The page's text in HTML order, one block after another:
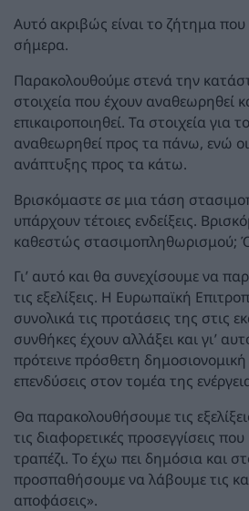
Αυτό ακριβώς είναι το ζήτημα
σήμερα.
Παρακολουθούμε στενά την
στοιχεία που έχουν αναθεωρηθεί
επικαιροποιηθεί. Τα στοιχεία για
αναθεωρηθεί προς τα πάνω, ενώ
ανάπτυξης προς τα κάτω.
Βρισκόμαστε σε μια τάση
υπάρχουν τέτοιες ενδείξεις.
καθεστώς στασιμοπληθωρισμού;
Γι’ αυτό και θα συνεχίσουμε να
τις εξελίξεις. Η Ευρωπαϊκή
συνολικά τις προτάσεις της στις
συνθήκες έχουν αλλάξει και γι’
πρότεινε πρόσθετη δημοσιονομική
επενδύσεις στον τομέα της
Θα παρακολουθήσουμε τις
τις διαφορετικές προσεγγίσεις
τραπέζι. Το έχω πει δημόσια και
προσπαθήσουμε να λάβουμε τις
αποφάσεις».